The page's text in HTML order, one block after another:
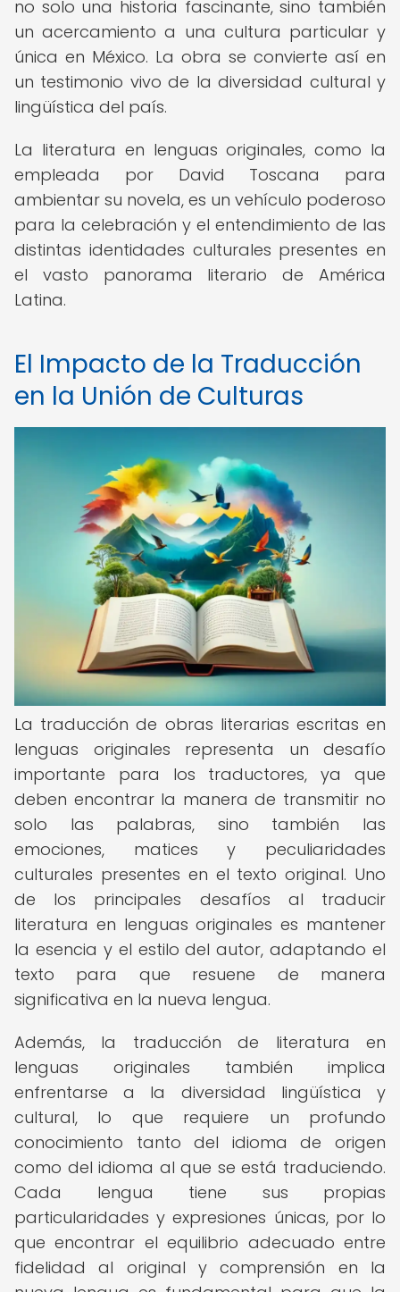
no solo una historia fascinante, sino también
un acercamiento a una cultura particular y
única en México. La obra se convierte así en
un testimonio vivo de la diversidad cultural y
lingüística del país.
La literatura en lenguas originales, como la
empleada por David Toscana para
ambientar su novela, es un vehículo poderoso
para la celebración y el entendimiento de las
distintas identidades culturales presentes en
el vasto panorama literario de América
Latina.
El Impacto de la Traducción
en la Unión de Culturas
La traducción de obras literarias escritas en
lenguas originales representa un desafío
importante para los traductores, ya que
deben encontrar la manera de transmitir no
solo las palabras, sino también las
emociones, matices y peculiaridades
culturales presentes en el texto original. Uno
de los principales desafíos al traducir
literatura en lenguas originales es mantener
la esencia y el estilo del autor, adaptando el
texto para que resuene de manera
significativa en la nueva lengua.
Además, la traducción de literatura en
lenguas originales también implica
enfrentarse a la diversidad lingüística y
cultural, lo que requiere un profundo
conocimiento tanto del idioma de origen
como del idioma al que se está traduciendo.
Cada lengua tiene sus propias
particularidades y expresiones únicas, por lo
que encontrar el equilibrio adecuado entre
fidelidad al original y comprensión en la